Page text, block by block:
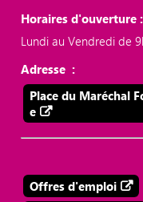
Horaires d'ouverture :
Lundi au Vendredi de
Adresse :
Place du Maréchal
e
Offres d'emploi